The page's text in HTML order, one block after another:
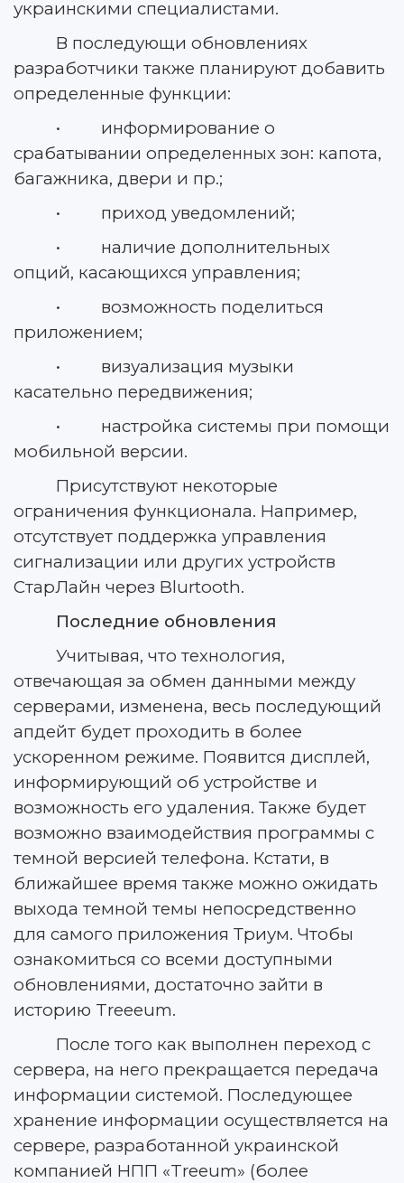
украинскими специалистами.
В последующи обновлениях
разработчики также планируют добавить
определенные функции:
• информирование о
срабатывании определенных зон: капота,
багажника, двери и пр.;
• приход уведомлений;
• наличие дополнительных
опций, касающихся управления;
• возможность поделиться
приложением;
• визуализация музыки
касательно передвижения;
• настройка системы при помощи
мобильной версии.
Присутствуют некоторые
ограничения функционала. Например,
отсутствует поддержка управления
сигнализации или других устройств
СтарЛайн через Blurtooth.
Последние обновления
Учитывая, что технология,
отвечающая за обмен данными между
серверами, изменена, весь последующий
апдейт будет проходить в более
ускоренном режиме. Появится дисплей,
информирующий об устройстве и
возможность его удаления. Также будет
возможно взаимодействия программы с
темной версией телефона. Кстати, в
ближайшее время также можно ожидать
выхода темной темы непосредственно
для самого приложения Триум. Чтобы
ознакомиться со всеми доступными
обновлениями, достаточно зайти в
историю Treeeum.
После того как выполнен переход с
сервера, на него прекращается передача
информации системой. Последующее
хранение информации осуществляется на
сервере, разработанной украинской
компанией НПП «Treeum» (более